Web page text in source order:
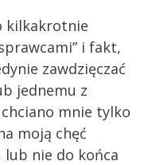
kilkakrotnie
i fakt,
zawdzięczać
jednemu z
chciano mnie tylko
moją chęć
lub nie do końca